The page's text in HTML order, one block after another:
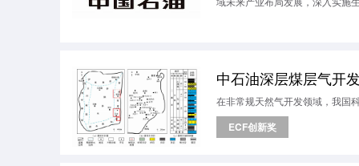
中石油深层煤层气开
在非常规天然气开发领域，我国
ECF创新奖